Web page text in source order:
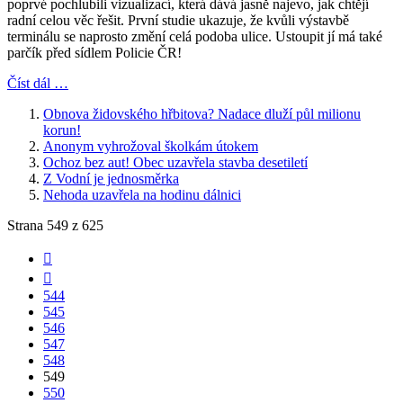
poprvé pochlubili vizualizací, která dává jasně najevo, jak chtějí
radní celou věc řešit. První studie ukazuje, že kvůli výstavbě
terminálu se naprosto změní celá podoba ulice. Ustoupit jí má také
parčík před sídlem Policie ČR!
Číst dál …
Obnova židovského hřbitova? Nadace dluží půl milionu
korun!
Anonym vyhrožoval školkám útokem
Ochoz bez aut! Obec uzavřela stavba desetiletí
Z Vodní je jednosměrka
Nehoda uzavřela na hodinu dálnici
Strana 549 z 625
544
545
546
547
548
549
550